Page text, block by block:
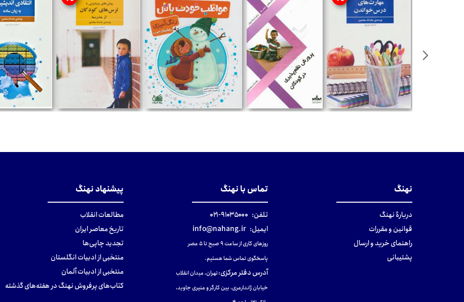
نهنگ
دربارهٔ نهنگ
قوانین و مقررات
راهنمای خرید و ارسال
پشتیبانی
تماس با نهنگ
تلفن: ۹۱۰۳۵۰۰۰-۰۲۱
ایمیل: info@nahang.ir
روزهای کاری از ساعت ۹ صبح تا ۵ عصر
پاسخگوی تماس شما هستیم.
آدرس دفتر مرکزی:تهران، میدان انقلاب
خیابان ژاندارمری، بین کارگر و منیری جاوید،
پیشنهاد نهنگ
مطالعات انقلاب
تاریخ معاصر ایران
تجدید چاپی‌ها
منتخبی از ادبیات انگلستان
منتخبی از ادبیات آلمان
کتاب‌های پرفروش نهنگ در هفته‌های گذشته